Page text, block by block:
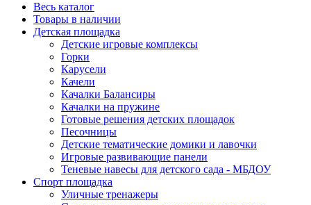
Весь каталог
Товары в наличии
Детская площадка
Детские игровые комплексы
Горки
Карусели
Качели
Качалки Балансиры
Качалки на пружине
Готовые решения детских площадок
Песочницы
Детские тематические домики и лавочки
Игровые развивающие панели
Теневые навесы для детского сада - МБДОУ
Спорт площадка
Уличные тренажеры